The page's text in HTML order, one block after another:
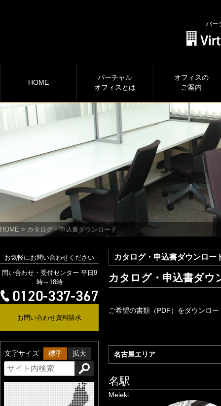
バー
HOME
バーチャル
オフィスとは
オフィスの
ご案内
HOME > カタログ・申込書ダウンロード
カタログ・申込書ダウンロー
カタログ・申込書ダウ
ご希望の書類（PDF）をダウンロ
名古屋エリア
名駅
Meieki
お気軽にお問い合わせください
問い合わせ・受付センター 平日9
時～18時
お問い合わせ資料請求
文字サイズ 標準 拡大